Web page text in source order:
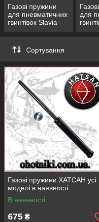
вигідні
Надаємо
виникли у
Коротко про
Газові пружини
для пневматичних
гвинтівок Slavia
для
Сортування
Газові пружини ХАТСАН усі
моделі в наявності
В наявності
675 ₴